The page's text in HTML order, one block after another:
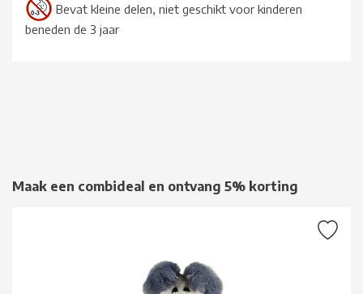
Bevat kleine delen, niet geschikt voor kinderen
beneden de 3 jaar
Maak een combideal en ontvang 5% korting